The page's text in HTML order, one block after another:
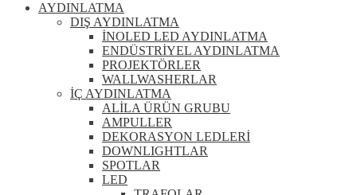
AYDINLATMA
DIŞ AYDINLATMA
İNOLED LED AYDINLATMA
ENDÜSTRİYEL AYDINLATMA
PROJEKTÖRLER
WALLWASHERLAR
İÇ AYDINLATMA
ALİLA ÜRÜN GRUBU
AMPULLER
DEKORASYON LEDLERİ
DOWNLIGHTLAR
SPOTLAR
LED